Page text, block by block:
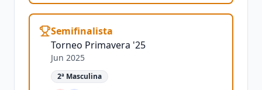
Semifinalista
Torneo Primavera '25
Jun 2025
2ª Masculina